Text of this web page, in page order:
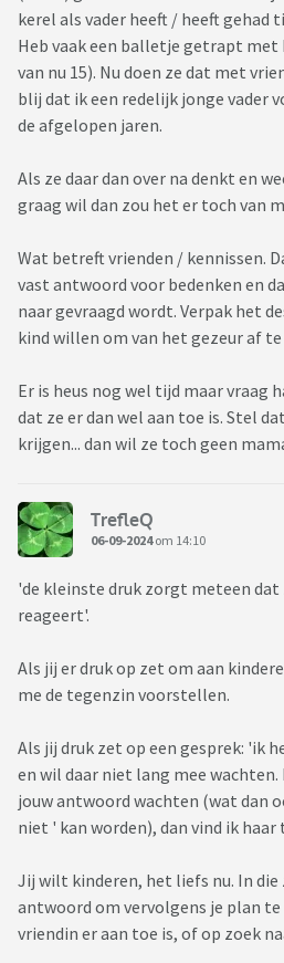
kerel als vader heeft / heeft gehad
Heb vaak een balletje getrapt
van nu 15). Nu doen ze dat met
blij dat ik een redelijk jonge vader
de afgelopen jaren.
Als ze daar dan over na denkt en
graag wil dan zou het er toch van
Wat betreft vrienden / kennissen.
vast antwoord voor bedenken en
naar gevraagd wordt. Verpak het
kind willen om van het gezeur af te
Er is heus nog wel tijd maar vraag
dat ze er dan wel aan toe is. Stel
krijgen... dan wil ze toch geen
TrefleQ
06-09-2024om 14:10
'de kleinste druk zorgt meteen
reageert'.
Als jij er druk op zet om aan
me de tegenzin voorstellen.
Als jij druk zet op een gesprek: 'ik
en wil daar niet lang mee
jouw antwoord wachten (wat dan
niet ' kan worden), dan vind ik
Jij wilt kinderen, het liefs nu. In
antwoord om vervolgens je plan
vriendin er aan toe is, of op zoek